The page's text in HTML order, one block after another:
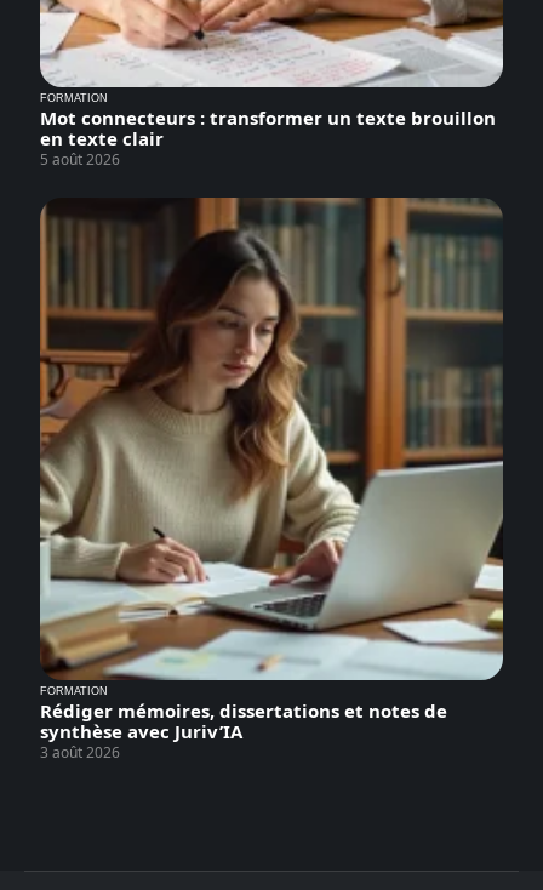
FORMATION
Mot connecteurs : transformer un texte brouillon
en texte clair
5 août 2026
FORMATION
Rédiger mémoires, dissertations et notes de
synthèse avec Juriv’IA
3 août 2026